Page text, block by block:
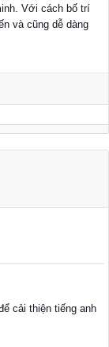
Với cách bố trí
và cũng dễ dàng
cải thiện tiếng anh